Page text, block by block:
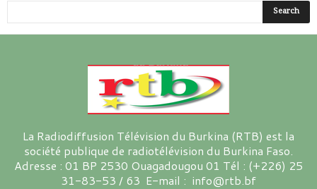
La Radiodiffusion Télévision du Burkina (RTB) est la
société publique de radiotélévision du Burkina Faso.
Adresse : 01 BP 2530 Ouagadougou 01 Tél : (+226) 25
31-83-53 / 63 E-mail : info@rtb.bf